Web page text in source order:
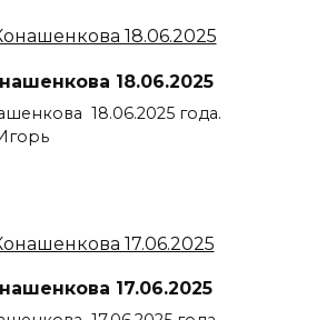
18.06.2025
18.06.2025 года.
17.06.2025